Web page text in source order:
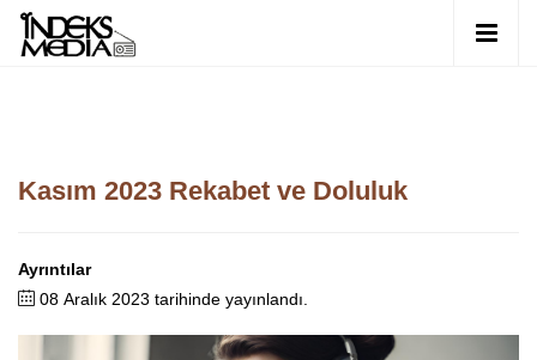
Kasım 2023 Rekabet ve Doluluk
Ayrıntılar
08 Aralık 2023 tarihinde yayınlandı.